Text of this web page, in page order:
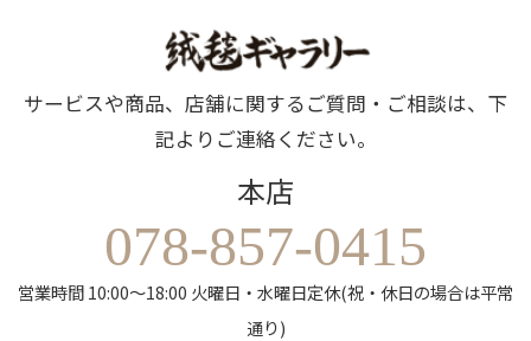
サービスや商品、店舗に関するご質問・ご相談は、下
記よりご連絡ください。
本店
078-857-0415
営業時間 10:00～18:00 火曜日・水曜日定休(祝・休日の場合は平常
通り)